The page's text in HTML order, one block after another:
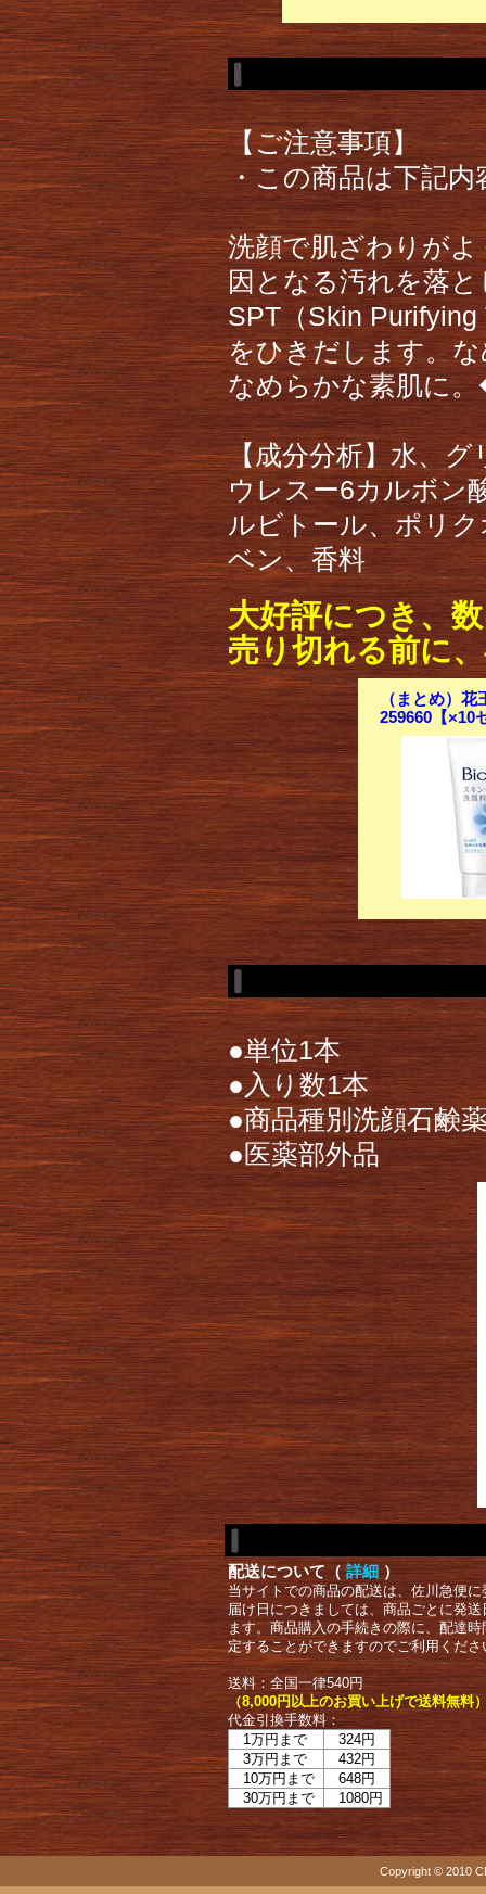
【ご注意事項】
・この商品は下記
洗顔で肌ざわりが
因となる汚れを落
SPT（Skin
をひきだします。
なめらかな素肌に
【成分分析】水、
ウレスー6カルボン
ルビトール、ポリ
ベン、香料
大好評につき、
売り切れる前に
（まとめ）
259660【×10
●単位1本
●入り数1本
●商品種別洗顔石鹸
●医薬部外品
配送について（ 詳細 ）
当サイトでの商品の配送は、佐川急便
届け日につきましては、商品ごとに発
ます。商品購入の手続きの際に、配達
定することができますのでご利用くださ
送料：全国一律540円
（8,000円以上のお買い上げで送料無料
代金引換手数料：
1万円まで
324円
3万円まで
432円
10万円まで
648円
30万円まで
1080円
Copyright © 2010